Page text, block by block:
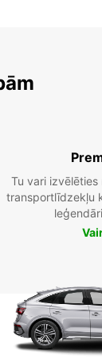
Tu vari izvēlēties
transportlīdzekļu